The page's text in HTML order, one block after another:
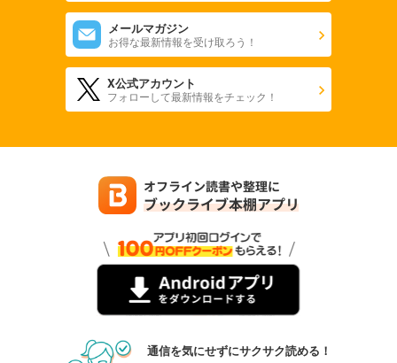
メールマガジン
お得な最新情報を受け取ろう！
X公式アカウント
フォローして最新情報をチェック！
通信を気にせずにサクサク読める！